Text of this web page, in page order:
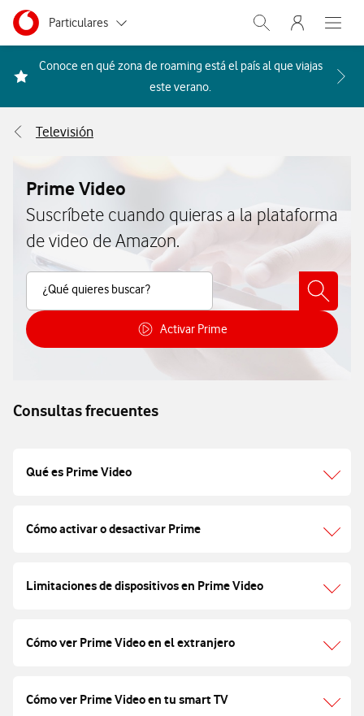
Ir a la pagina principal de vodafone.es
Menu navegación Segmento
Particulares
Autónomos
Grandes empresas
Abrir buscador.
Menu
Abre
Conoce en qué zona de roaming está el país al que viajas
este verano. Acceder a la FAQ Qué
Televisión
Prime Video
Suscríbete cuando quieras a la plataforma
de video de Amazon.
¿Qué quieres buscar?
Buscar Contenido
Activar Prime
Cómo activar Prime
Consultas frecuentes
Qué es Prime Video
Cómo activar o desactivar Prime
Limitaciones de dispositivos en Prime Video
Cómo ver Prime Video en el extranjero
Cómo ver Prime Video en tu smart TV